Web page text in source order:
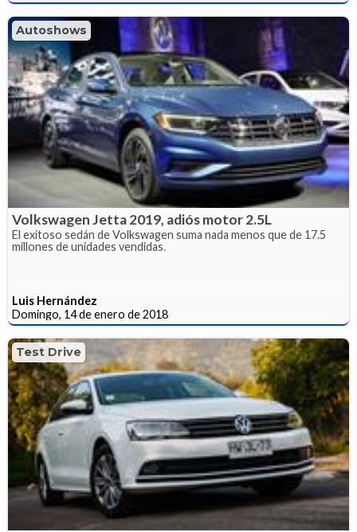
Autoshows
Volkswagen Jetta 2019, adiós motor 2.5L
El exitoso sedán de Volkswagen suma nada menos que de 17.5
millones de unidades vendidas.
Luis Hernández
Domingo, 14 de enero de 2018
Test Drive